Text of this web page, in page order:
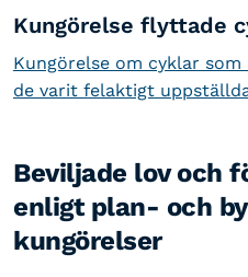
Kungörelse flyttade
Kungörelse om cyklar
de varit felaktigt
Beviljade lov och
enligt plan- och
kungörelser